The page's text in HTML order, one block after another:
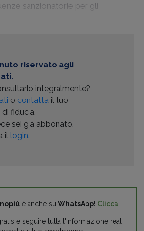
sanzionatorie per gli
riservato agli
integralmente?
o contattail tuo
fiducia.
sei già abbonato,
il login.
è anche su WhatsApp! Clicca
e seguire tutta l'informazione real